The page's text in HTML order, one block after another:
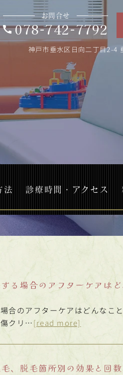
お問合せ
078-742-7792
神戸市垂水区日向二丁目2-4
法 診療時間・アクセス
る場合のアフターケアは
合のアフターケアはどんなこ
クリ…[read more]
、脱毛箇所別の効果と回